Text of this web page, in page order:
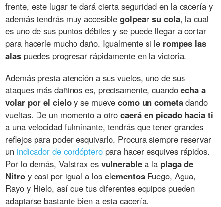
frente, este lugar te dará cierta seguridad en la cacería y
además tendrás muy accesiblegolpear su cola, la cual
es uno de sus puntos débiles y se puede llegar a cortar
para hacerle mucho daño. Igualmente si le rompes las
alas puedes progresar rápidamente en la victoria.
Además presta atención a sus vuelos, uno de sus
ataques más dañinos es, precisamente, cuandoecha a
volar por el cielo y se muevecomo un cometa dando
vueltas. De un momento a otrocaerá en picado hacia ti
a una velocidad fulminante, tendrás que tener grandes
reflejos para poder esquivarlo. Procura siempre reservar
un indicador de cordóptero para hacer esquives rápidos.
Por lo demás, Valstrax esvulnerable a la plaga de
Nitro y casi por igual a loselementos Fuego, Agua,
Rayo y Hielo, así que tus diferentes equipos pueden
adaptarse bastante bien a esta cacería.